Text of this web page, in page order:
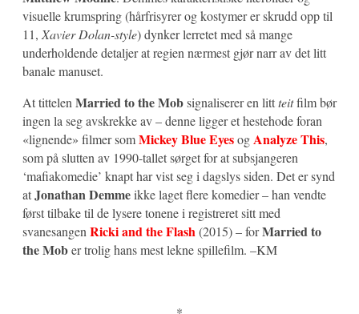
visuelle krumspring (hårfrisyrer og kostymer er skrudd opp til
11, Xavier Dolan-style) dynker lerretet med så mange
underholdende detaljer at regien nærmest gjør narr av det litt
banale manuset.
At tittelen Married to the Mobsignaliserer en littteitfilm bør
ingen la seg avskrekke av – denne ligger et hestehode foran
«lignende» filmer somMickey Blue EyesogAnalyze This,
som på slutten av 1990-tallet sørget for at subsjangeren
‘mafiakomedie’ knapt har vist seg i dagslys siden. Det er synd
atJonathan Demmeikke laget flere komedier – han vendte
først tilbake til de lysere tonene i registreret sitt med
svanesangen Ricki and the Flash(2015) – forMarried to
the Mober trolig hans mest lekne spillefilm. –KM